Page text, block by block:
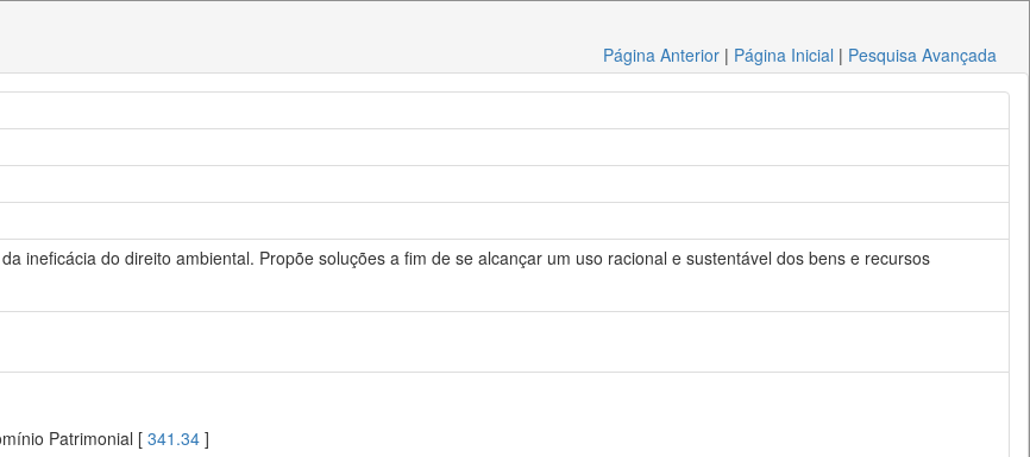
Página Anterior | Página Inicial | Pesquisa Avançada
ineficácia do direito ambiental. Propõe soluções a fim de se alcançar um uso racional e sustentável dos bens e recursos
Patrimonial [ 341.34 ]